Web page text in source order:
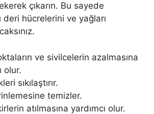
çıkarın. Bu sayede
hücrelerini ve yağları
ve sivilcelerin azalmasına
olur.
sıkılaştırır.
temizler.
atılmasına yardımcı olur.